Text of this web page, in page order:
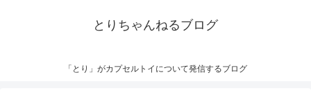
とりちゃんねるブログ
「とり」がカプセルトイについて発信するブログ